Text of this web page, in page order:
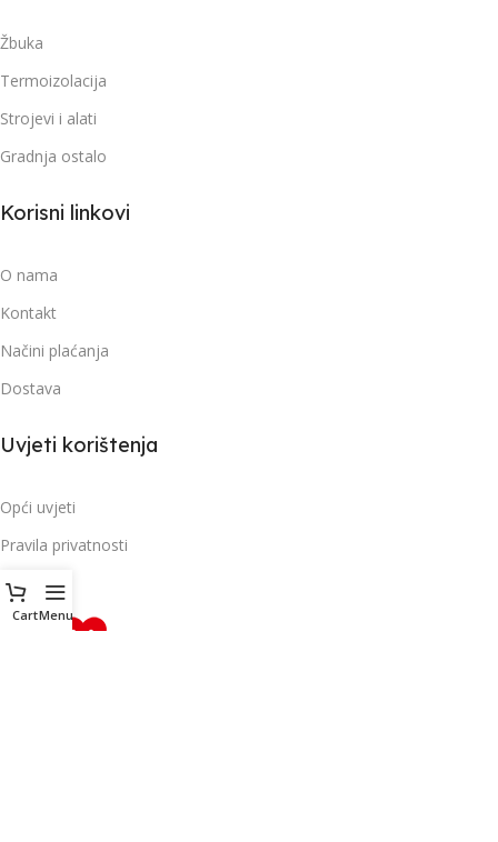
Žbuka
Termoizolacija
Strojevi i alati
Gradnja ostalo
Korisni linkovi
O nama
Kontakt
Načini plaćanja
Dostava
Uvjeti korištenja
Opći uvjeti
Pravila privatnosti
CartMenu